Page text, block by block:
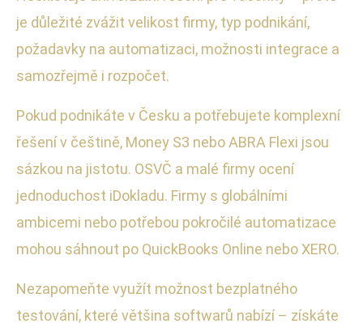
je důležité zvážit velikost firmy, typ podnikání,
požadavky na automatizaci, možnosti integrace a
samozřejmě i rozpočet.
Pokud podnikáte v Česku a potřebujete komplexní
řešení v češtině, Money S3 nebo ABRA Flexi jsou
sázkou na jistotu. OSVČ a malé firmy ocení
jednoduchost iDokladu. Firmy s globálními
ambicemi nebo potřebou pokročilé automatizace
mohou sáhnout po QuickBooks Online nebo XERO.
Nezapomeňte využít možnost bezplatného
testování, které většina softwarů nabízí – získáte